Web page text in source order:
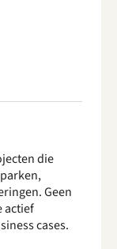
die
Geen
actief
cases.